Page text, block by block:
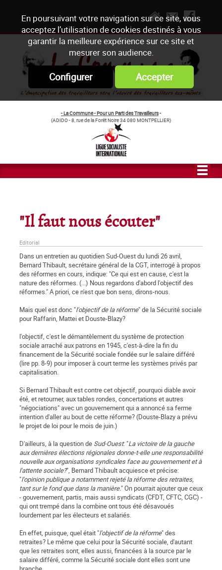
En poursuivant votre navigation sur ce site, vous
acceptez l’utilisation de cookies destinés à vous
garantir la meilleure expérience sur ce site et
mesurer son audience.
Configurer Accepter
- La Commune - Pour un Parti des Travailleurs-
(ADIDO - 8, rue de la Forêt Noire 34 080 MONTPELLIER)
"Il faut nous écouter"
Editorial
Dans un entretien au quotidien Sud-Ouest du lundi 26 avril,
Bernard Thibault, secrétaire général de la CGT, interrogé à propos
des réformes en cours, indique: "Ce qui est en cause, c'est la
nature des réformes. (...) Nous regardons d'abord l'objectif des
réformes." A priori, ce n'est que bon sens, dirons-nous.
Mais quel est donc "l'objectif de la réforme" de la Sécurité sociale
pour Raffarin, Mattei et Douste-Blazy?
l'objectif, c'est le démantèlement du système de protection
sociale arraché aux patrons en 1945, c'est-à-dire la fin du
financement de la Sécurité sociale fondée sur le salaire différé
(lire pp. 8-9) pour imposer à court terme les systèmes privés par
capitalisation.
Si Bernard Thibault est contre cet objectif, pourquoi diable avoir
été, et retourner, aux tables rondes, concertations et autres
"négociations" avec un gouvernement qui a annoncé sa ferme
intention d'aller au bout de cette réforme? (Douste-Blazy a prévu
le projet de loi pour le mois de juin.)
D'ailleurs, à la question de Sud-Ouest: "La victoire de la gauche
aux dernières élections régionales donne-t-elle une responsabilité
nouvelle aux organisations syndicales face au gouvernement et à
l'attente sociale?", Bernard Thibault acquiesce et précise:
"l'opinion publique a notamment rejeté la réforme des retraites,
tant sur le fond que dans la manière." On pourrait ajouter que ceux
- gouvernement, partis, mais aussi syndicats (CFDT, CFTC, CGC) -
qui ont trempé dans la combine ont tous été désavoués
lourdement par les électeurs et salariés.
En effet, puisque, quel était "l'objectif de la réforme" des
retraites? Le même que celui pour la Sécurité sociale, d'autant
que les retraites sont, elles aussi, financées à la source par le
salaire différé, comme la Sécurité sociale dont elles sont une